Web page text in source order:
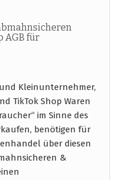
AGB für
Kleinunternehmer,
TikTok Shop Waren
im Sinne des
benötigen für
über diesen
&